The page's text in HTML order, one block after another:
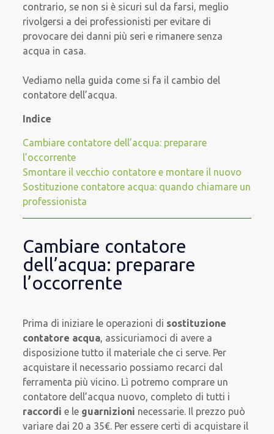
contrario, se non si è sicuri sul da farsi, meglio
rivolgersi a dei professionisti per evitare di
provocare dei danni più seri e rimanere senza
acqua in casa.
Vediamo nella guida come si fa il cambio del
contatore dell’acqua.
Indice
Cambiare contatore dell’acqua: preparare
l’occorrente
Smontare il vecchio contatore e montare il nuovo
Sostituzione contatore acqua: quando chiamare un
professionista
Cambiare contatore
dell’acqua: preparare
l’occorrente
Prima di iniziare le operazioni di sostituzione
contatore acqua, assicuriamoci di avere a
disposizione tutto il materiale che ci serve. Per
acquistare il necessario possiamo recarci dal
ferramenta più vicino. Lì potremo comprare un
contatore dell’acqua nuovo, completo di tutti i
raccordi e le guarnizioni necessarie. Il prezzo può
variare dai 20 a 35€. Per essere certi di acquistare il